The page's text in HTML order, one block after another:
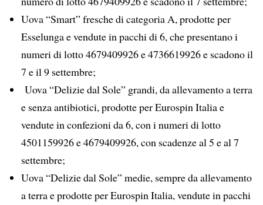
Uova “Smart” fresche di categoria A, prodotte per
Esselunga e vendute in pacchi di 6, che presentano i
numeri di lotto 4679409926 e 4736619926 e scadono il
7 e il 9 settembre;
Uova “Delizie dal Sole” grandi, da allevamento a terra
e senza antibiotici, prodotte per Eurospin Italia e
vendute in confezioni da 6, con i numeri di lotto
4501159926 e 4679409926, con scadenze al 5 e al 7
settembre;
Uova “Delizie dal Sole” medie, sempre da allevamento
a terra e prodotte per Eurospin Italia, vendute in pacchi